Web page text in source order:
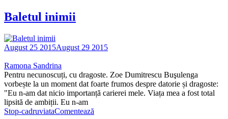
Baletul inimii
August 25 2015August 29 2015
Ramona Sandrina
Pentru necunoscuți, cu dragoste. Zoe Dumitrescu Buşulenga
vorbește la un moment dat foarte frumos despre datorie și dragoste:
"Eu n-am dat nicio importanță carierei mele. Viața mea a fost total
lipsită de ambiții. Eu n-am
Stop-cadruviataComentează